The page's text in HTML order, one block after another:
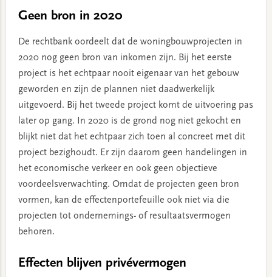
Geen bron in 2020
De rechtbank oordeelt dat de woningbouwprojecten in
2020 nog geen bron van inkomen zijn. Bij het eerste
project is het echtpaar nooit eigenaar van het gebouw
geworden en zijn de plannen niet daadwerkelijk
uitgevoerd. Bij het tweede project komt de uitvoering pas
later op gang. In 2020 is de grond nog niet gekocht en
blijkt niet dat het echtpaar zich toen al concreet met dit
project bezighoudt. Er zijn daarom geen handelingen in
het economische verkeer en ook geen objectieve
voordeelsverwachting. Omdat de projecten geen bron
vormen, kan de effectenportefeuille ook niet via die
projecten tot ondernemings- of resultaatsvermogen
behoren.
Effecten blijven privévermogen